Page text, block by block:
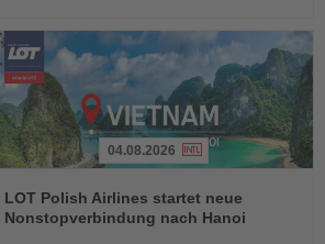
Sie
die
Nachrichten
04.08.2026
LOT Polish Airlines startet neue
Nonstopverbindung nach Hanoi